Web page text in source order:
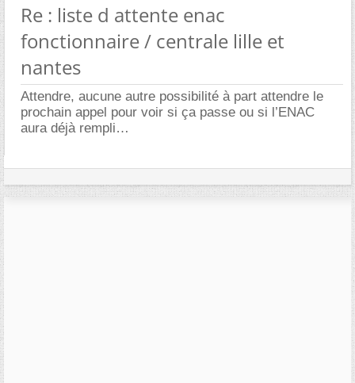
Re : liste d attente enac
fonctionnaire / centrale lille et
nantes
Attendre, aucune autre possibilité à part attendre le
prochain appel pour voir si ça passe ou si l’ENAC
aura déjà rempli